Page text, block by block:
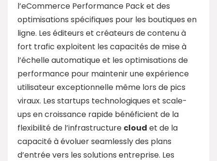
l’eCommerce Performance Pack et des
optimisations spécifiques pour les boutiques en
ligne. Les éditeurs et créateurs de contenu à
fort trafic exploitent les capacités de mise à
l’échelle automatique et les optimisations de
performance pour maintenir une expérience
utilisateur exceptionnelle même lors de pics
viraux. Les startups technologiques et scale-
ups en croissance rapide bénéficient de la
flexibilité de l’infrastructure cloud et de la
capacité à évoluer seamlessly des plans
d’entrée vers les solutions entreprise. Les